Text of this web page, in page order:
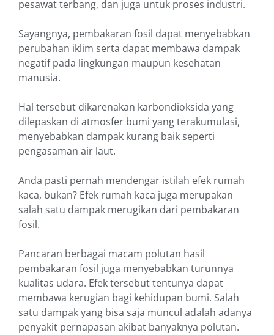
pesawat terbang, dan juga untuk proses industri.
Sayangnya, pembakaran fosil dapat menyebabkan
perubahan iklim serta dapat membawa dampak
negatif pada lingkungan maupun kesehatan
manusia.
Hal tersebut dikarenakan karbondioksida yang
dilepaskan di atmosfer bumi yang terakumulasi,
menyebabkan dampak kurang baik seperti
pengasaman air laut.
Anda pasti pernah mendengar istilah efek rumah
kaca, bukan? Efek rumah kaca juga merupakan
salah satu dampak merugikan dari pembakaran
fosil.
Pancaran berbagai macam polutan hasil
pembakaran fosil juga menyebabkan turunnya
kualitas udara. Efek tersebut tentunya dapat
membawa kerugian bagi kehidupan bumi. Salah
satu dampak yang bisa saja muncul adalah adanya
penyakit pernapasan akibat banyaknya polutan.